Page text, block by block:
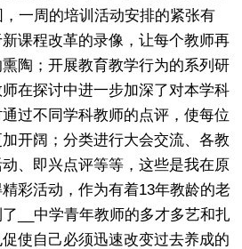
，一周的培训活动安排的紧张有
课程改革的录像，让每个教师再
陶；开展教育教学行为的系列研
在探讨中进一步加深了对本学科
过不同学科教师的点评，使每位
开阔；分类进行大会交流、各教
、即兴点评等等，这些是我在原
彩活动，作为有着13年教龄的老
__中学青年教师的多才多艺和扎
使自己必须迅速改变过去养成的